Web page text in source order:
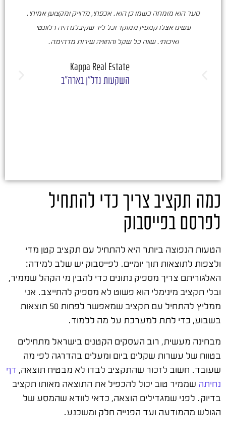
סער הוא מומחה כשמו כן הוא. אכפתי, מדוייק ומקצוען אמיתי.
עשינו אצלו קמפיין ממוקד וכל ליד שקיבלנו היה רלוונטי
ואיכותי. שווה כל שקל והחוויה שירות מדהימה.
Kappa Real Estate
השקעות נדל"ן בארה"ב
כמה תקציב צריך כדי להתחיל
לפרסם בפייסבוק
הטעות הנפוצה ביותר היא להתחיל עם תקציב קטן מדי
ולצפות לתוצאות תוך יומיים. לפייסבוק יש שלב למידה:
האלגוריתם צריך מספיק נתונים כדי להבין מי הקהל שממיר,
ובלי תקציב מינימלי הוא פשוט לא מספיק להתייצב. אני
ממליץ להתחיל עם תקציב שמאפשר לפחות 50 תוצאות
בשבוע, כדי לתת למערכת על מה ללמוד.
מבחינה מעשית, רוב העסקים הקטנים בישראל מתחילים
בטווח של עשרות שקלים ביום ומעלים בהדרגה לפי מה
שעובד. חשוב לזכור שהתקציב לבדו לא מבטיח תוצאה, דף
נחיתה שממיר טוב יכול להכפיל את התוצאה מאותו תקציב
בדיוק. לפני שמגדילים הוצאה, כדאי לוודא שהמסע של
הגולש מהמודעה ועד הפנייה חלק ומשכנע.